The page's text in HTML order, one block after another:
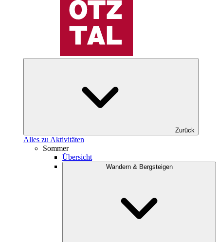
Zurück
Alles zu Aktivitäten
Sommer
Übersicht
Wandern & Bergsteigen